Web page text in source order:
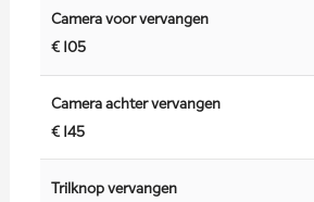
Camera voor vervangen
€ 105
Camera achter vervangen
€ 145
Trilknop vervangen